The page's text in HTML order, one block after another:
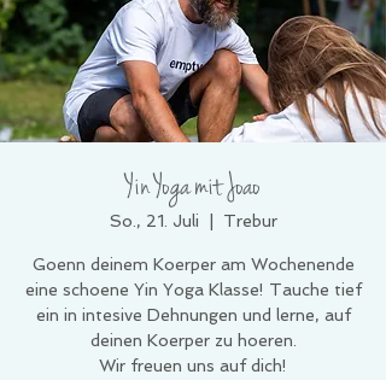
Yin Yoga mit Joao
So., 21. Juli Trebur
Goenn deinem Koerper am Wochenende
eine schoene Yin Yoga Klasse! Tauche tief
ein in intesive Dehnungen und lerne, auf
deinen Koerper zu hoeren.
Wir freuen uns auf dich!